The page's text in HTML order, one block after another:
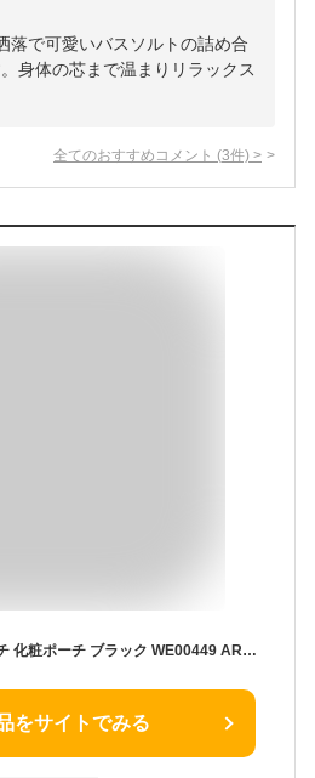
落で可愛いバスソルトの詰め合
身体の芯まで温まりリラックス
全てのおすすめコメント (3件) >
FURLA フルラ コスメポーチ 化粧ポーチ ブラック WE00449 ARE O60
をサイトでみる